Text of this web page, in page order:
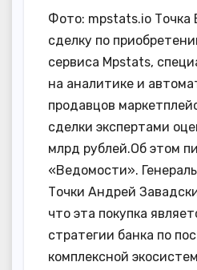
Фото: mpstats.io Точка
сделку по
сервиса Mpstats,
на аналитике и
продавцов
сделки экспертами
млрд рублей.Об этом
«Ведомости».
Точки Андрей
что эта покупка
стратегии банка по
комплексной